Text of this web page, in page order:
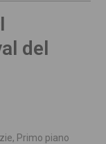
del
, Primo piano